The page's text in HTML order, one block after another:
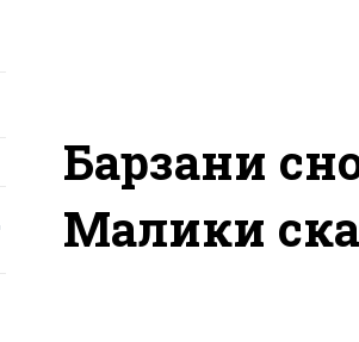
Барзани
Малики